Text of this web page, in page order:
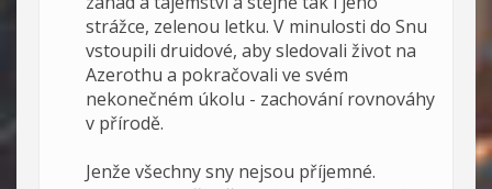
strážce, zelenou letku. V minulosti do Snu
vstoupili druidové, aby sledovali život na
Azerothu a pokračovali ve svém
nekonečném úkolu - zachování rovnováhy
v přírodě.
Jenže všechny sny nejsou příjemné.